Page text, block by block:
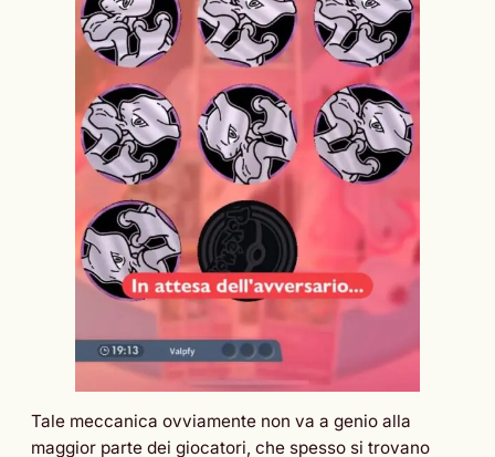
Tale meccanica ovviamente non va a genio alla
maggior parte dei giocatori, che spesso si trovano